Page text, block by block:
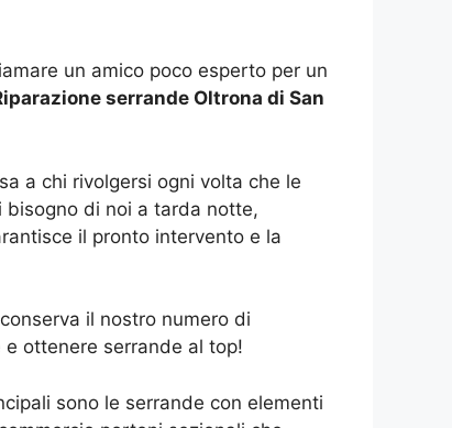
un amico poco esperto per un
serrande Oltrona di San
a chi rivolgersi ogni volta che le
di noi a tarda notte,
il pronto intervento e la
il nostro numero di
ottenere serrande al top!
sono le serrande con elementi